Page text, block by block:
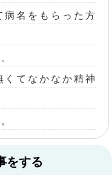
病名をもらった方
くてなかなか精神
をする